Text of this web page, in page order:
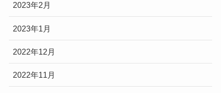
2023年2月
2023年1月
2022年12月
2022年11月